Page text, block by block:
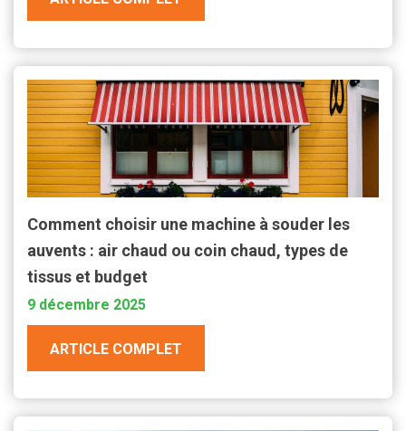
Comment choisir une machine à souder les
auvents : air chaud ou coin chaud, types de
tissus et budget
9 décembre 2025
ARTICLE COMPLET